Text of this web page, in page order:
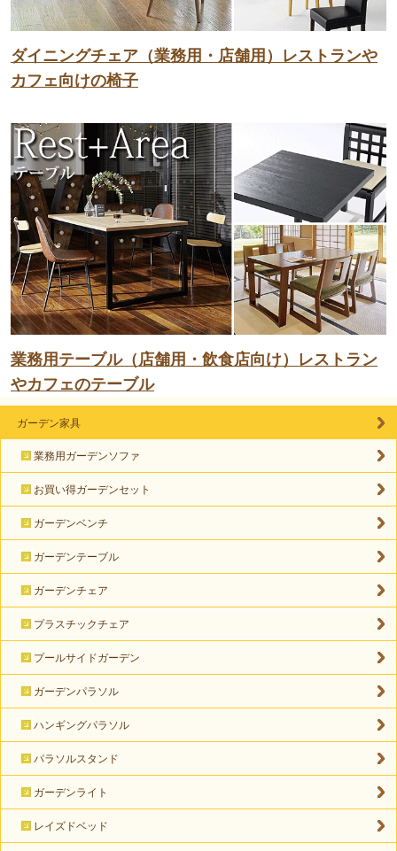
ダイニングチェア（業務用・店舗用）レストランや
カフェ向けの椅子
業務用テーブル（店舗用・飲食店向け）レストラン
やカフェのテーブル
ガーデン家具
業務用ガーデンソファ
お買い得ガーデンセット
ガーデンベンチ
ガーデンテーブル
ガーデンチェア
プラスチックチェア
プールサイドガーデン
ガーデンパラソル
ハンギングパラソル
パラソルスタンド
ガーデンライト
レイズドベッド